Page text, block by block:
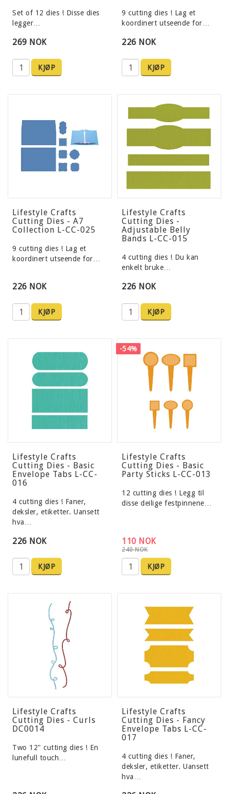
Set of 12 dies ! Disse dies
legger…
269 NOK
KJØP
9 cutting dies ! Lag et
koordinert utseende for…
226 NOK
KJØP
Lifestyle Crafts
Cutting Dies - A7
Collection L-CC-025
9 cutting dies ! Lag et
koordinert utseende for…
226 NOK
KJØP
Lifestyle Crafts
Cutting Dies -
Adjustable Belly
Bands L-CC-015
4 cutting dies ! Du kan
enkelt bruke…
226 NOK
KJØP
Lifestyle Crafts
Cutting Dies - Basic
Envelope Tabs L-CC-
016
4 cutting dies ! Faner,
deksler, etiketter. Uansett
hva…
226 NOK
KJØP
-54%
Lifestyle Crafts
Cutting Dies - Basic
Party Sticks L-CC-013
12 cutting dies ! Legg til
disse deilige festpinnene…
240 NOK
110 NOK
KJØP
Lifestyle Crafts
Cutting Dies - Curls
DC0014
Two 12" cutting dies ! En
lunefull touch…
Lifestyle Crafts
Cutting Dies - Fancy
Envelope Tabs L-CC-
017
4 cutting dies ! Faner,
deksler, etiketter. Uansett
hva…